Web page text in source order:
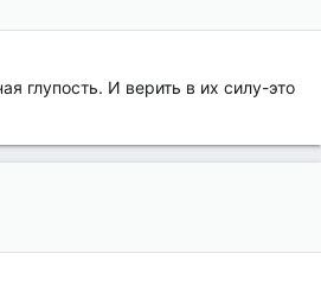
глупость. И верить в их силу-это